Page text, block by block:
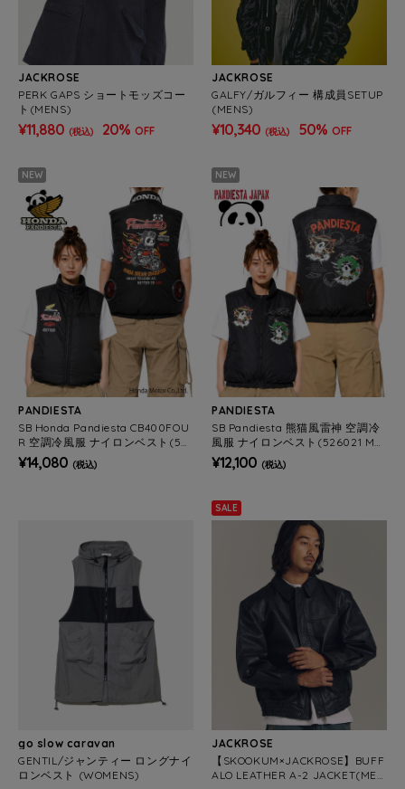
JACKROSE
PERK GAPS ショートモッズコー
ト(MENS)
¥11,880 (税込) 20% OFF
JACKROSE
GALFY/ガルフィー 構成員SETUP
(MENS)
¥10,340 (税込) 50% OFF
NEW
PANDIESTA
SB Honda Pandiesta CB400FOU
R 空調冷風服 ナイロンベスト(52
6515 MENS/WOMENS）
¥14,080 (税込)
NEW
PANDIESTA
SB Pandiesta 熊猫風雷神 空調冷
風服 ナイロンベスト(526021 ME
NS/WOMENS）
¥12,100 (税込)
go slow caravan
GENTIL/ジャンティー ロングナイ
ロンベスト (WOMENS)
SALE
JACKROSE
【SKOOKUM×JACKROSE】BUFF
ALO LEATHER A-2 JACKET(MEN